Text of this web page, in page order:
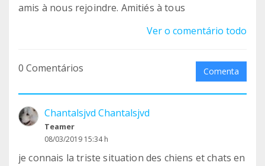
amis à nous rejoindre. Amitiés à tous
Ver o comentário todo
0 Comentários Comenta
Chantalsjvd Chantalsjvd
Teamer
08/03/2019 15:34 h
je connais la triste situation des chiens et chats en